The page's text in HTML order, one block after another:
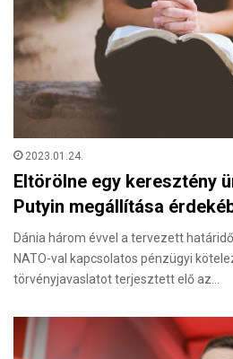
2023.01.24.
Eltörölne egy keresztény
Putyin megállítása
Dánia három évvel a tervezett
NATO-val kapcsolatos pénzügyi
törvényjavaslatot terjesztett elő az…